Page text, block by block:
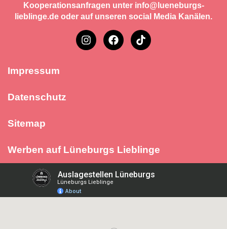
Kooperationsanfragen unter info@lueneburgs-
lieblinge.de oder auf unseren social Media Kanälen.
Impressum
Datenschutz
Sitemap
Werben auf Lüneburgs Lieblinge